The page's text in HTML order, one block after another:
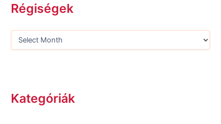
Régiségek
Kategóriák